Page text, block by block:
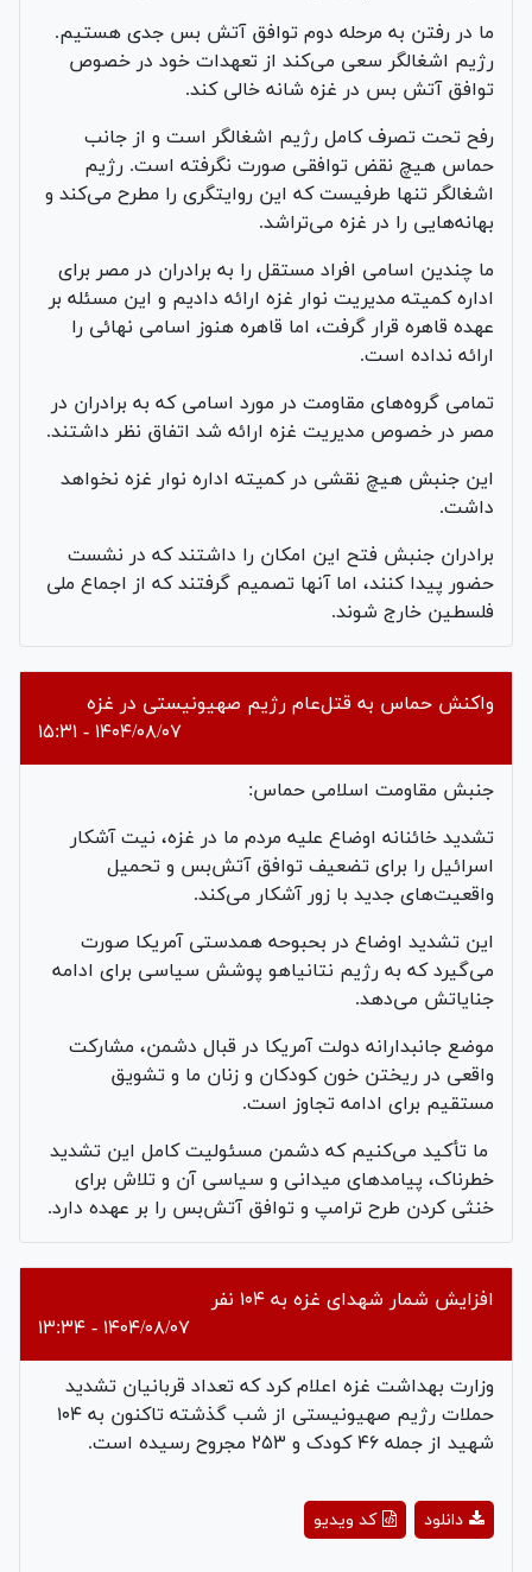
ما در رفتن به مرحله دوم توافق آتش بس جدی هستیم.
رژیم اشغالگر سعی می‌کند از تعهدات خود در خصوص
توافق آتش بس در غزه شانه خالی کند.
رفح تحت تصرف کامل رژیم اشغالگر است و از جانب
حماس هیچ نقض توافقی صورت نگرفته است. رژیم
اشغالگر تنها طرفیست که این روایتگری را مطرح می‌کند و
بهانه‌هایی را در غزه می‌تراشد.
ما چندین اسامی افراد مستقل را به برادران در مصر برای
اداره کمیته مدیریت نوار غزه ارائه دادیم و این مسئله بر
عهده قاهره قرار گرفت، اما قاهره هنوز اسامی نهائی را
ارائه نداده است.
تمامی گروه‌های مقاومت در مورد اسامی که به برادران در
مصر در خصوص مدیریت غزه ارائه شد اتفاق نظر داشتند.
این جنبش هیچ نقشی در کمیته اداره نوار غزه نخواهد
داشت.
برادران جنبش فتح این امکان را داشتند که در نشست
حضور پیدا کنند، اما آنها تصمیم گرفتند که از اجماع ملی
فلسطین خارج شوند.
واکنش حماس به قتل‌عام رژیم صهیونیستی در غزه
۱۴۰۴/۰۸/۰۷ - ۱۵:۳۱
جنبش مقاومت اسلامی حماس:
تشدید خائنانه‌ اوضاع علیه مردم ما در غزه، نیت آشکار
اسرائیل را برای تضعیف توافق آتش‌بس و تحمیل
واقعیت‌های جدید با زور آشکار می‌کند.
این تشدید اوضاع در بحبوحه‌ همدستی آمریکا صورت
می‌گیرد که به رژیم نتانیاهو پوشش سیاسی برای ادامه‌
جنایاتش می‌دهد.
موضع جانبدارانه‌ دولت آمریکا در قبال دشمن، مشارکت
واقعی در ریختن خون کودکان و زنان ما و تشویق
مستقیم برای ادامه‌ تجاوز است.
ما تأکید می‌کنیم که دشمن مسئولیت کامل این تشدید
خطرناک، پیامدهای میدانی و سیاسی آن و تلاش برای
خنثی کردن طرح ترامپ و توافق آتش‌بس را بر عهده دارد.
افزایش شمار شهدای غزه به ۱۰۴ نفر
۱۴۰۴/۰۸/۰۷ - ۱۳:۳۴
وزارت بهداشت غزه اعلام کرد که تعداد قربانیان تشدید
حملات رژیم صهیونیستی از شب گذشته تاکنون به ۱۰۴
شهید از جمله ۴۶ کودک و ۲۵۳ مجروح رسیده است.
Playکد ویدیو دانلود